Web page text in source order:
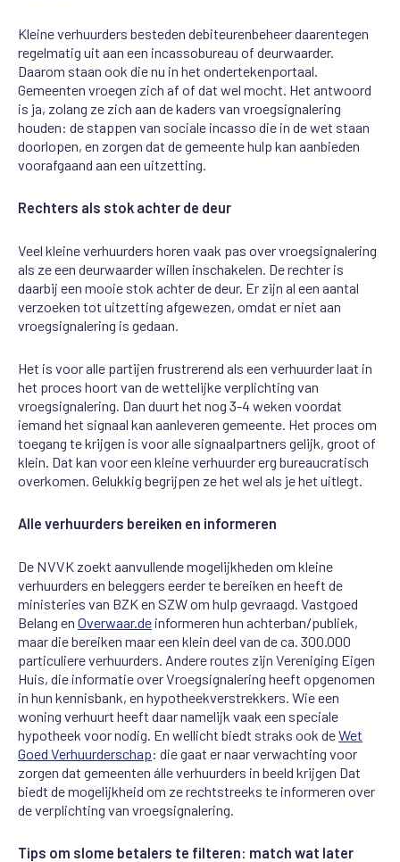
Kleine verhuurders besteden debiteurenbeheer daarentegen
regelmatig uit aan een incassobureau of deurwaarder.
Daarom staan ook die nu in het ondertekenportaal.
Gemeenten vroegen zich af of dat wel mocht. Het antwoord
is ja, zolang ze zich aan de kaders van vroegsignalering
houden: de stappen van sociale incasso die in de wet staan
doorlopen, en zorgen dat de gemeente hulp kan aanbieden
voorafgaand aan een uitzetting.
Rechters als stok achter de deur
Veel kleine verhuurders horen vaak pas over vroegsignalering
als ze een deurwaarder willen inschakelen. De rechter is
daarbij een mooie stok achter de deur. Er zijn al een aantal
verzoeken tot uitzetting afgewezen, omdat er niet aan
vroegsignalering is gedaan.
Het is voor alle partijen frustrerend als een verhuurder laat in
het proces hoort van de wettelijke verplichting van
vroegsignalering. Dan duurt het nog 3-4 weken voordat
iemand het signaal kan aanleveren gemeente. Het proces om
toegang te krijgen is voor alle signaalpartners gelijk, groot of
klein. Dat kan voor een kleine verhuurder erg bureaucratisch
overkomen. Gelukkig begrijpen ze het wel als je het uitlegt.
Alle verhuurders bereiken en informeren
De NVVK zoekt aanvullende mogelijkheden om kleine
verhuurders en beleggers eerder te bereiken en heeft de
ministeries van BZK en SZW om hulp gevraagd. Vastgoed
Belang en Overwaar.de informeren hun achterban/publiek,
maar die bereiken maar een klein deel van de ca. 300.000
particuliere verhuurders. Andere routes zijn Vereniging Eigen
Huis, die informatie over Vroegsignalering heeft opgenomen
in hun kennisbank, en hypotheekverstrekkers. Wie een
woning verhuurt heeft daar namelijk vaak een speciale
hypotheek voor nodig. En wellicht biedt straks ook deWet
Goed Verhuurderschap: die gaat er naar verwachting voor
zorgen dat gemeenten álle verhuurders in beeld krijgen Dat
biedt de mogelijkheid om ze rechtstreeks te informeren over
de verplichting van vroegsignalering.
Tips om slome betalers te filteren: match wat later